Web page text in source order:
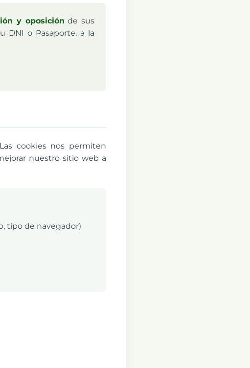
y oposición de sus
DNI o Pasaporte, a la
cookies nos permiten
nuestro sitio web a
tipo de navegador)